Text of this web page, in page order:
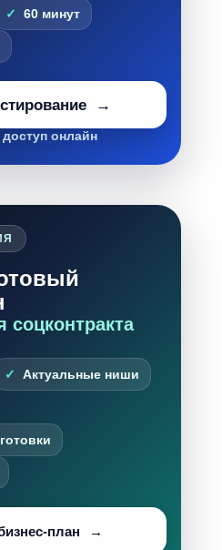
60 минут
онлайн
соцконтракта
Актуальные ниши
план